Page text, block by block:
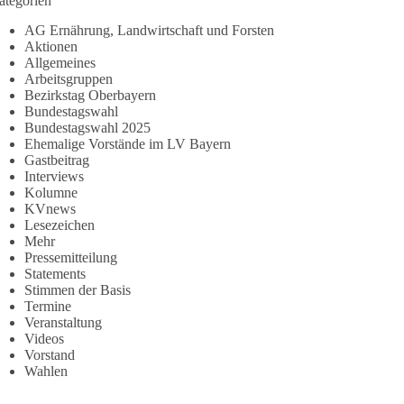
AG Ernährung, Landwirtschaft und Forsten
Aktionen
Allgemeines
Arbeitsgruppen
Bezirkstag Oberbayern
Bundestagswahl
Bundestagswahl 2025
Ehemalige Vorstände im LV Bayern
Gastbeitrag
Interviews
Kolumne
KVnews
Lesezeichen
Mehr
Pressemitteilung
Statements
Stimmen der Basis
Termine
Veranstaltung
Videos
Vorstand
Wahlen